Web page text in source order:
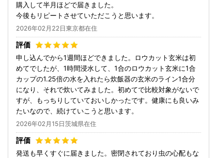
購入して半月ほどで届きました。
今後もリピートさせていただこうと思います。
2026年02月22日東京都在住
申し込んでから1週間ほどできました。ロウカット玄米は初
めてでしたが、1時間浸水して、1合のロウカット玄米に1合
カップの1.25倍の水を入れたら炊飯器の玄米のライン1合分
になり、それで炊いてみました。初めてで比較対象がないで
すが、もっちりしていておいしかったです。健康にも良いみ
たいなので、続けていこうと思います。
2026年02月15日茨城県在住
発送も早くすぐに届きました。密閉されており虫の心配もな